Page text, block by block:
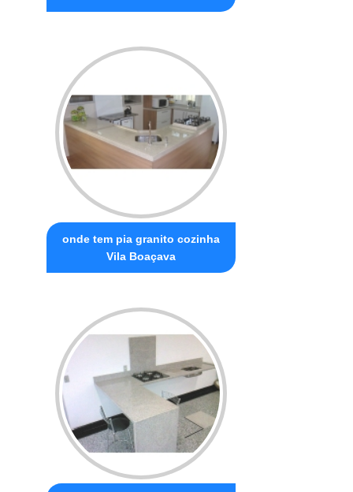
onde tem pia granito cozinha
Vila Boaçava